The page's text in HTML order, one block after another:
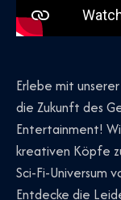
Erlebe mit
die Zukunft des
Entertainment!
kreativen Köpfe
Sci-Fi-Universum
Entdecke die